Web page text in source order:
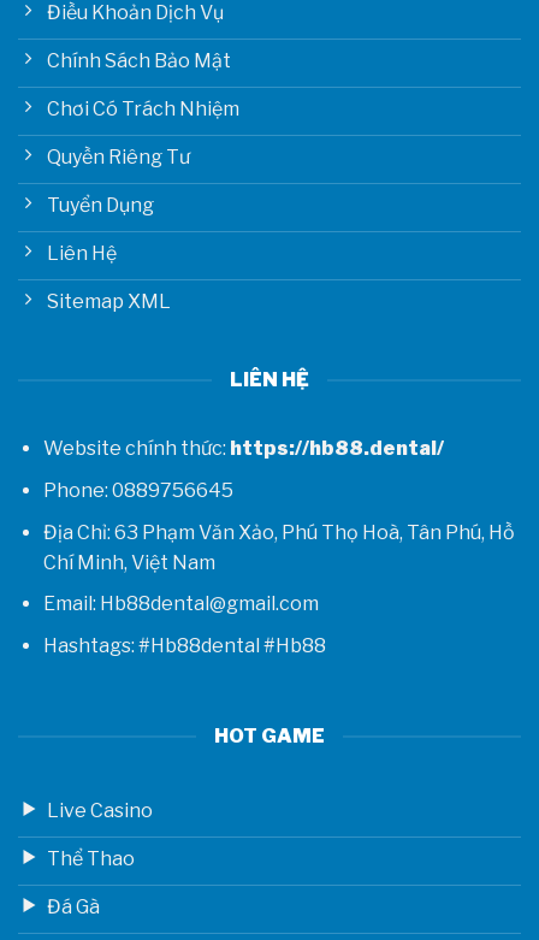
Điều Khoản Dịch Vụ
Chính Sách Bảo Mật
Chơi Có Trách Nhiệm
Quyền Riêng Tư
Tuyển Dụng
Liên Hệ
Sitemap XML
LIÊN HỆ
Website chính thức: https://hb88.dental/
Phone: 0889756645
Địa Chỉ: 63 Phạm Văn Xảo, Phú Thọ Hoà, Tân Phú, Hồ
Chí Minh, Việt Nam
Email: Hb88dental@gmail.com
Hashtags: #Hb88dental #Hb88
HOT GAME
Live Casino
Thể Thao
Đá Gà